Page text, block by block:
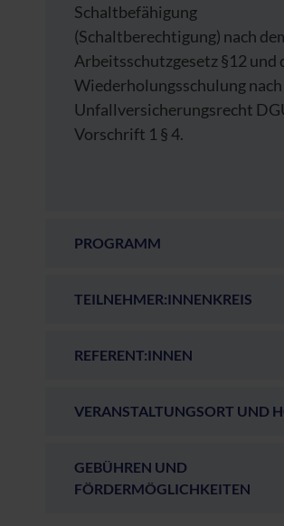
Schaltbefähigung
(Schaltberechtigung) nach
Arbeitsschutzgesetz §12 und
Wiederholungsschulung nach
Unfallversicherungsrecht
Vorschrift 1 § 4.
PROGRAMM
TEILNEHMER:INNENKREIS
REFERENT:INNEN
VERANSTALTUNGSORT UND
GEBÜHREN UND
FÖRDERMÖGLICHKEITEN